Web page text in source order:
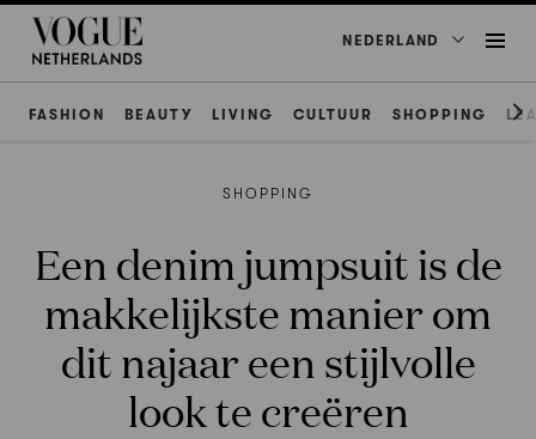
NEDERLAND
FASHION BEAUTY LIVING CULTUUR SHOPPING
SHOPPING
Een denim jumpsuit is de
makkelijkste manier om
dit najaar een stijlvolle
look te creëren